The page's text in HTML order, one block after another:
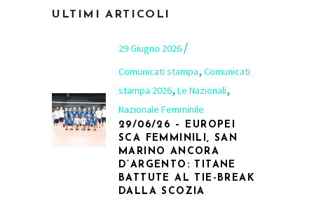
ULTIMI ARTICOLI
29 Giugno 2026
Comunicati stampa, Comunicati
stampa 2026, Le Nazionali,
Nazionale Femminile
29/06/26 – EUROPEI
SCA FEMMINILI, SAN
MARINO ANCORA
D’ARGENTO: TITANE
BATTUTE AL TIE-BREAK
DALLA SCOZIA